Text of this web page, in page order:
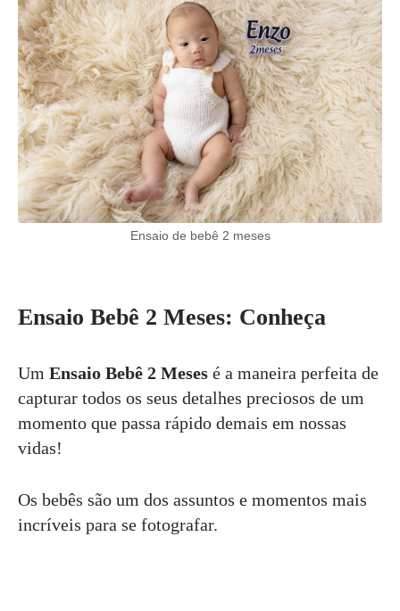
Ensaio de bebê 2 meses
Ensaio Bebê 2 Meses: Conheça
Um Ensaio Bebê 2 Meses é a maneira perfeita de
capturar todos os seus detalhes preciosos de um
momento que passa rápido demais em nossas
vidas!
Os bebês são um dos assuntos e momentos mais
incríveis para se fotografar.